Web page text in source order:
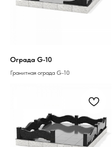
Ограда G-10
Гранитная ограда G-10